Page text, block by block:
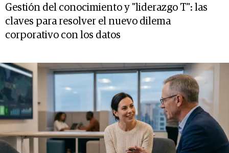
Gestión del conocimiento y "liderazgo T": las
claves para resolver el nuevo dilema
corporativo con los datos